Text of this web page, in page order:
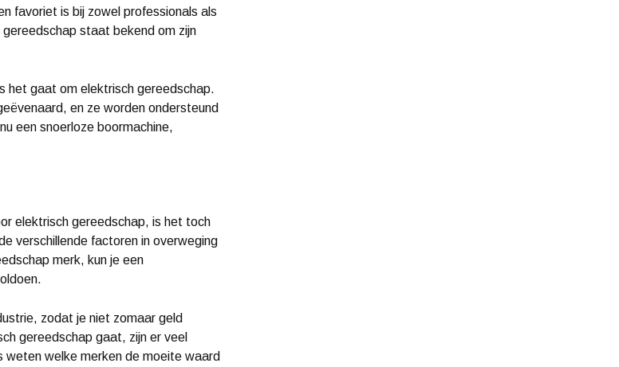
favoriet is bij zowel professionals als
staat bekend om zijn
het gaat om elektrisch gereedschap.
en ze worden ondersteund
een snoerloze boormachine,
elektrisch gereedschap, is het toch
verschillende factoren in overweging
merk, kun je een
zodat je niet zomaar geld
gereedschap gaat, zijn er veel
weten welke merken de moeite waard